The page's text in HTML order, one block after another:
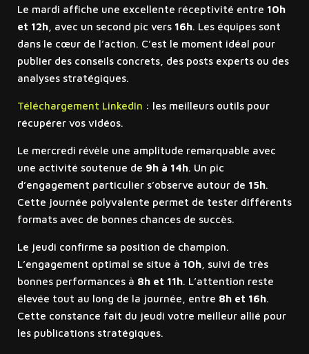
Le mardi affiche une excellente réceptivité entre 10h
et 12h, avec un second pic vers 16h. Les équipes sont
dans le cœur de l’action. C’est le moment idéal pour
publier des conseils concrets, des posts experts ou des
analyses stratégiques.
Téléchargement LinkedIn : les meilleurs outils pour
récupérer vos vidéos.
Le mercredi révèle une amplitude remarquable avec
une activité soutenue de 9h à 14h. Un pic
d’engagement particulier s’observe autour de 15h.
Cette journée polyvalente permet de tester différents
formats avec de bonnes chances de succès.
Le jeudi confirme sa position de champion.
L’engagement optimal se situe à 10h, suivi de très
bonnes performances à 8h et 11h. L’attention reste
élevée tout au long de la journée, entre 8h et 16h.
Cette constance fait du jeudi votre meilleur allié pour
les publications stratégiques.